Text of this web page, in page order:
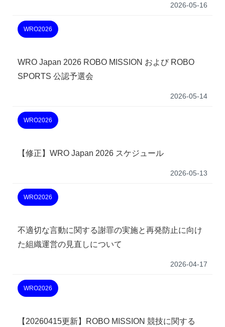
2026-05-16
WRO2026
WRO Japan 2026 ROBO MISSION および ROBO
SPORTS 公認予選会
2026-05-14
WRO2026
【修正】WRO Japan 2026 スケジュール
2026-05-13
WRO2026
不適切な言動に関する謝罪の実施と再発防止に向け
た組織運営の見直しについて
2026-04-17
WRO2026
【20260415更新】ROBO MISSION 競技に関する